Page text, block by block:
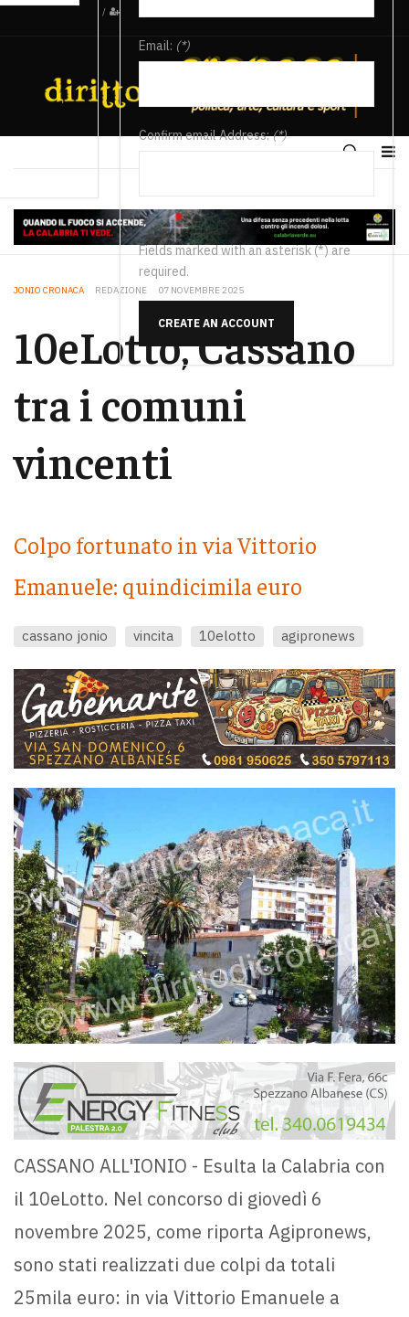
/
Email: (*)
Confirm email Address:(*)
Fields marked with an asterisk (*) are
required.
CREATE AN ACCOUNT
JONIO CRONACA REDAZIONE 07 NOVEMBRE 2025
10eLotto, Cassano
tra i comuni
vincenti
Colpo fortunato in via Vittorio
Emanuele: quindicimila euro
cassano jonio vincita 10elotto agipronews
CASSANO ALL'IONIO - Esulta la Calabria con
il 10eLotto. Nel concorso di giovedì 6
novembre 2025, come riporta Agipronews,
sono stati realizzati due colpi da totali
25mila euro: in via Vittorio Emanuele a